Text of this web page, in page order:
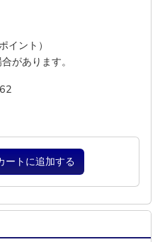
ント）
があります。
ートに追加する